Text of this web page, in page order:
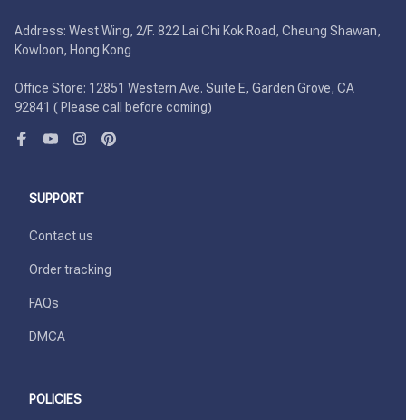
Address: West Wing, 2/F. 822 Lai Chi Kok Road, Cheung Shawan,
Kowloon, Hong Kong
Office Store: 12851 Western Ave. Suite E, Garden Grove, CA
92841 ( Please call before coming)
SUPPORT
Contact us
Order tracking
FAQs
DMCA
POLICIES